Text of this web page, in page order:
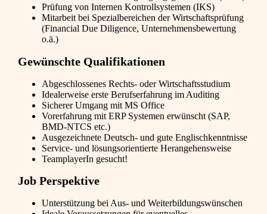
Prüfung von Internen Kontrollsystemen (IKS)
Mitarbeit bei Spezialbereichen der Wirtschaftsprüfung
(Financial Due Diligence, Unternehmensbewertung
o.ä.)
Gewünschte Qualifikationen
Abgeschlossenes Rechts- oder Wirtschaftsstudium
Idealerweise erste Berufserfahrung im Auditing
Sicherer Umgang mit MS Office
Vorerfahrung mit ERP Systemen erwünscht (SAP,
BMD-NTCS etc.)
Ausgezeichnete Deutsch- und gute Englischkenntnisse
Service- und lösungsorientierte Herangehensweise
TeamplayerIn gesucht!
Job Perspektive
Unterstützung bei Aus- und Weiterbildungswünschen